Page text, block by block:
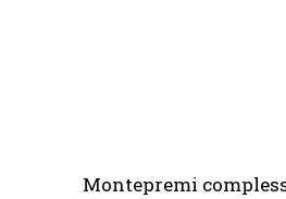
Montepremi